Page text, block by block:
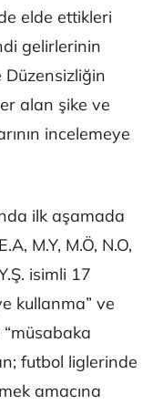
elde ettikleri
gelirlerinin
Düzensizliğin
alan şike ve
incelemeye
ilk aşamada
M.Y, M.Ö, N.O,
isimli 17
kullanma” ve
“müsabaka
futbol liglerinde
amacına